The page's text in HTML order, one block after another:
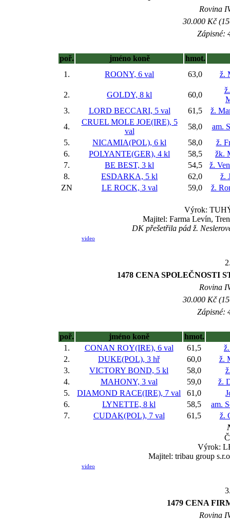
Rovina
30.000 Kč
Zápisné:
poř. jméno koně
hmot.
1.
ROONY, 6 val 63,0 ž.
2. GOLDY, 8 kl 60,0
3.
LORD BECCARI, 5 val 61,5
ž.
4.
CRUEL MOLE JOE(IRE), 5
val
58,0
am.
5.
NICAMIA(POL), 6 kl 58,0
ž.
6.
POLYANTE(GER), 4 kl 58,5
žk.
7.
BE BEST, 3 kl 54,5
ž.
8.
ESDARKA, 5 kl 62,0
ž.
ZN
LE ROCK, 3 val 59,0 ž.
Výrok:
Majitel: Farma Levín,
DK přešetřila pád ž.
video
1478 CENA SPOLEČNOSTI
Rovina
30.000 Kč
Zápisné:
poř. jméno koně
hmot.
1.
CONAN ROY(IRE), 6 val 61,5
2.
DUKE(POL), 3 hř 60,0
ž.
3.
VICTORY BOND, 5 kl 58,0
4.
MAHONY, 3 val 59,0
ž.
5.
DIAMOND RACE(IRE), 7 val 61,0
6.
LYNETTE, 8 kl 58,5
am.
7.
CUDAK(POL), 7 val 61,5
ž.
Výrok:
Majitel: tribau group
video
1479 CENA
Rovina